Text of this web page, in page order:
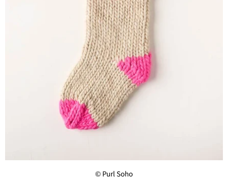
© Purl Soho